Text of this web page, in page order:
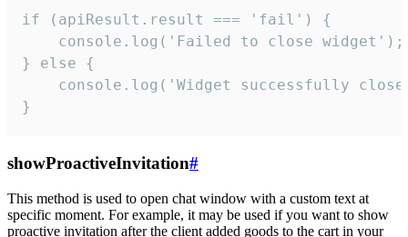
if (apiResult.result === 'fail') {
    console.log('Failed to close widget');
} else {
console.log('Widget successfully
}
showProactiveInvitation#
This method is used to open chat window with a custom text at
specific moment. For example, it may be used if you want to show
proactive invitation after the client added goods to the cart in your